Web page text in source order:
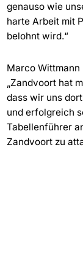
genauso wie
harte Arbeit mit
belohnt wird.“
Marco Wittmann
„Zandvoort hat
dass wir uns
und erfolgreich
Tabellenführer
Zandvoort zu